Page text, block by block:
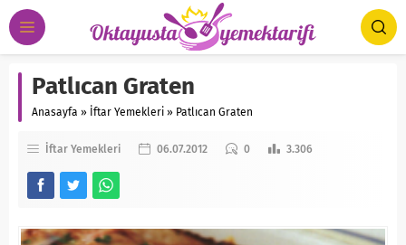
Patlıcan Graten
Anasayfa » İftar Yemekleri » Patlıcan Graten
İftar Yemekleri 06.07.2012 0 3.306